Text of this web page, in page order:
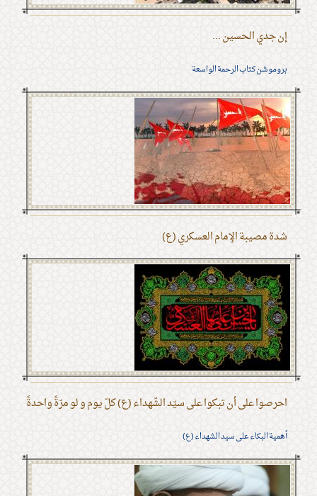
إن جدي الحسين ...
بروموشن كتاب الرحمة الواسعة
شدة مصيبة الإمام العسكري (ع)
احرصوا على أن تبكوا على سيّد الشّهداء (ع) كلّ يوم و لو مرّةً واحدةً
أهمية البكاء على سيد الشهداء (ع)